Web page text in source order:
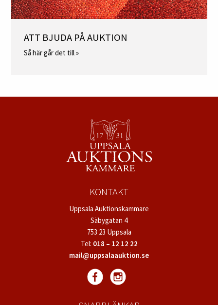
ATT BJUDA PÅ AUKTION
Så här går det till »
KONTAKT
Uppsala Auktionskammare
Säbygatan 4
753 23 Uppsala
Tel: 018 – 12 12 22
mail@uppsalaauktion.se